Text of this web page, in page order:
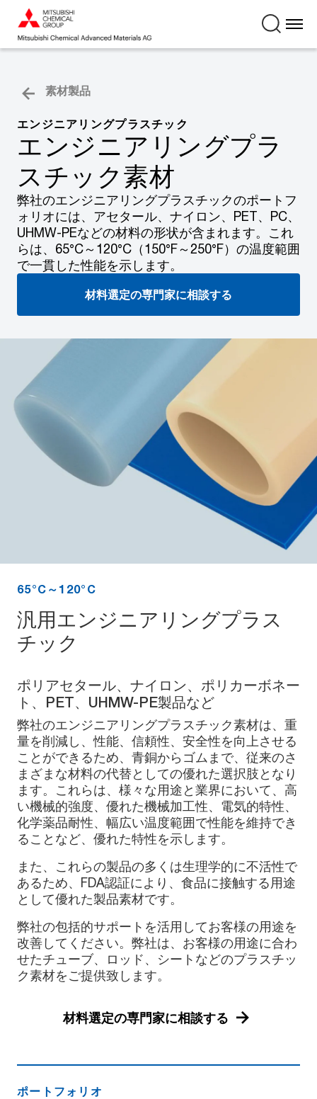
素材製品
エンジニアリングプラスチック
エンジニアリングプラ
スチック素材
弊社のエンジニアリングプラスチックのポートフ
ォリオには、アセタール、ナイロン、PET、PC、
UHMW-PEなどの材料の形状が含まれます。これ
らは、65°C～120°C（150°F～250°F）の温度範囲
で一貫した性能を示します。
材料選定の専門家に相談する
65°C～120°C
汎用エンジニアリングプラス
チック
ポリアセタール、ナイロン、ポリカーボネー
ト、PET、UHMW-PE製品など
弊社のエンジニアリングプラスチック素材は、重
量を削減し、性能、信頼性、安全性を向上させる
ことができるため、青銅からゴムまで、従来のさ
まざまな材料の代替としての優れた選択肢となり
ます。これらは、様々な用途と業界において、高
い機械的強度、優れた機械加工性、電気的特性、
化学薬品耐性、幅広い温度範囲で性能を維持でき
ることなど、優れた特性を示します。
また、これらの製品の多くは生理学的に不活性で
あるため、FDA認証により、食品に接触する用途
として優れた製品素材です。
弊社の包括的サポートを活用してお客様の用途を
改善してください。弊社は、お客様の用途に合わ
せたチューブ、ロッド、シートなどのプラスチッ
ク素材をご提供致します。
材料選定の専門家に相談する
ポートフォリオ